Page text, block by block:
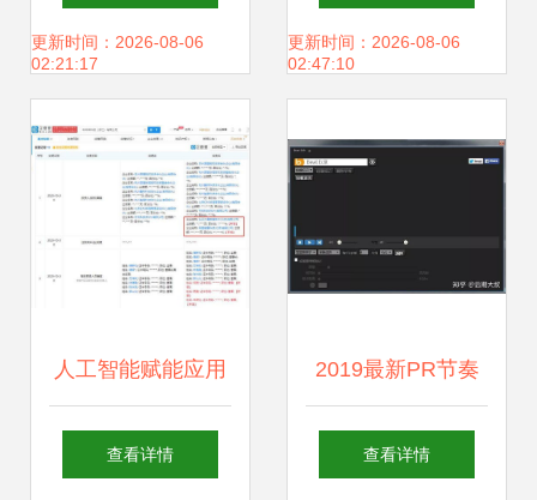
些与人工智能应用
更新时间：2026-08-06
02:21:17
能家居新纪元
更新时间：2026-08-06
02:47:10
人工智能赋能应用
软件开发 变革与趋
查看详情
2019最新PR节奏
点自动剪辑插件 人
查看详情